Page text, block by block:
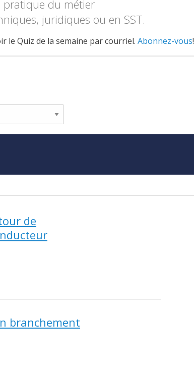
pratique du métier
juridiques ou en SST.
le Quiz de la semaine par courriel. Abonnez-vous!
de
branchement